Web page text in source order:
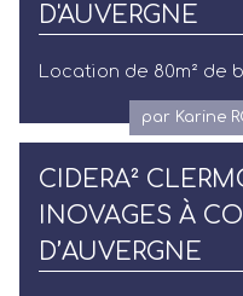
D'AUVERGNE
Location de 80m² de
par Karine
CIDERA²
INOVAGES À
D’AUVERGNE